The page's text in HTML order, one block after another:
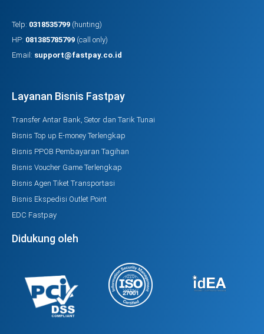
Telp: 0318535799 (hunting)
HP: 081385785799 (call only)
Email: support@fastpay.co.id
Layanan Bisnis Fastpay
Transfer Antar Bank, Setor dan Tarik Tunai
Bisnis Top up E-money Terlengkap
Bisnis PPOB Pembayaran Tagihan
Bisnis Voucher Game Terlengkap
Bisnis Agen Tiket Transportasi
Bisnis Ekspedisi Outlet Point
EDC Fastpay
Didukung oleh